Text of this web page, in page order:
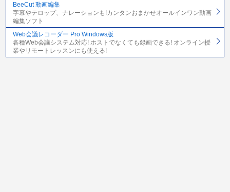
BeeCut 動画編集
字幕やテロップ、ナレーションも!カンタンおまかせオールインワン動画
編集ソフト
Web会議レコーダー Pro Windows版
各種Web会議システム対応! ホストでなくても録画できる! オンライン授
業やリモートレッスンにも使える!